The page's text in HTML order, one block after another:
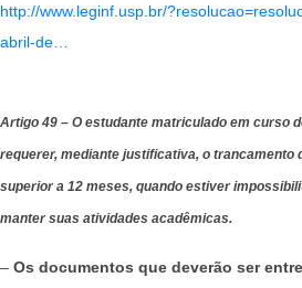
http://www.leginf.usp.br/
abril-de…
Artigo 49 – O estudante matriculado em curso
requerer, mediante justificativa, o trancamento
superior a 12 meses, quando estiver
manter suas atividades acadêmicas.
– Os documentos que deverão ser